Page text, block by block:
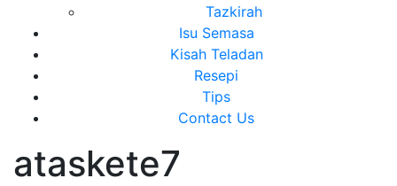
Tazkirah
Isu Semasa
Kisah Teladan
Resepi
Tips
Contact Us
ataskete7